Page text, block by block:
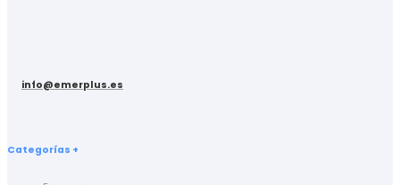
info@emerplus.es
Categorías +